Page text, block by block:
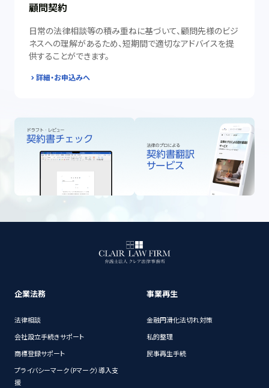
顧問契約
日常の法律相談等の積み重ねに基づいて、顧問先様のビジ
ネスへの理解があるため、短期間で適切なアドバイスを提
供することができます。
詳細・お申込みへ
企業法務
法律相談
会社設立手続きサポート
商標登録サポート
プライバシーマーク（Pマーク）導入支
援
事業再生
金融円滑化法切れ対策
私的整理
民事再生手続